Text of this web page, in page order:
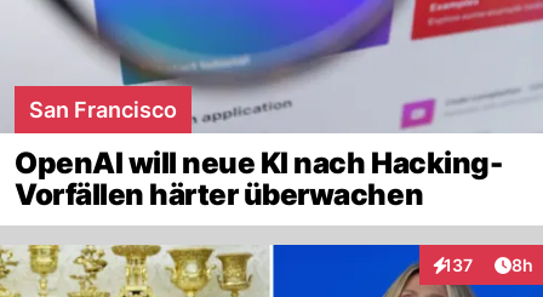
San Francisco
OpenAI will neue KI nach Hacking-
Vorfällen härter überwachen
137
Interaktionen
8h